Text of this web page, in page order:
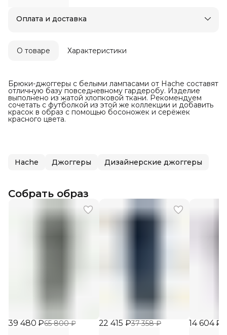
Оплата и доставка
Оплата после примерки
О товаре Характеристики
Брюки-джоггеры с белыми лампасами от Hache составят
отличную базу повседневному гардеробу. Изделие
выполнено из жатой хлопковой ткани. Рекомендуем
сочетать с футболкой из этой же коллекции и добавить
красок в образ с помощью босоножек и серёжек
красного цвета.
Hache Джоггеры Дизайнерские джоггеры
Собрать образ
39 480 ₽65 800 ₽
22 415 ₽37 358 ₽
14 604 ₽